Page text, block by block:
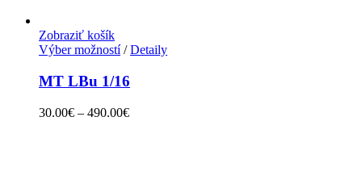
Zobraziť košík
Výber možností/ Detaily
MT LBu 1/16
30.00€ – 490.00€